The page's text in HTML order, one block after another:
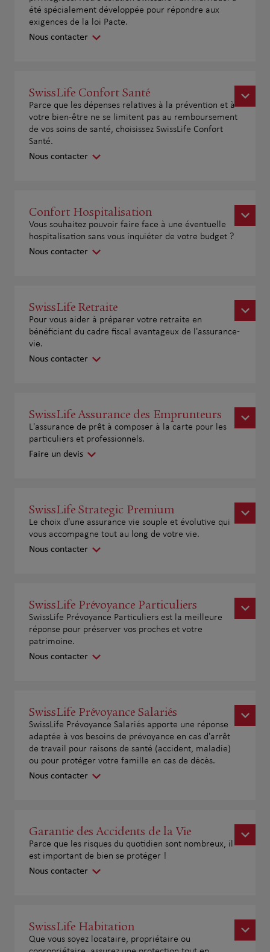
été spécialement développée pour répondre aux
exigences de la loi Pacte.
Nous contacter
SwissLife Confort Santé
Parce que les dépenses relatives à la prévention et à
votre bien-être ne se limitent pas au remboursement
de vos soins de santé, choisissez SwissLife Confort
Santé.
Nous contacter
Confort Hospitalisation
Vous souhaitez pouvoir faire face à une éventuelle
hospitalisation sans vous inquiéter de votre budget ?
Nous contacter
SwissLife Retraite
Pour vous aider à préparer votre retraite en
bénéficiant du cadre fiscal avantageux de l'assurance-
vie.
Nous contacter
SwissLife Assurance des Emprunteurs
L'assurance de prêt à composer à la carte pour les
particuliers et professionnels.
Faire un devis
SwissLife Strategic Premium
Le choix d'une assurance vie souple et évolutive qui
vous accompagne tout au long de votre vie.
Nous contacter
SwissLife Prévoyance Particuliers
SwissLife Prévoyance Particuliers est la meilleure
réponse pour préserver vos proches et votre
patrimoine.
Nous contacter
SwissLife Prévoyance Salariés
SwissLife Prévoyance Salariés apporte une réponse
adaptée à vos besoins de prévoyance en cas d'arrêt
de travail pour raisons de santé (accident, maladie)
ou pour protéger votre famille en cas de décès.
Nous contacter
Garantie des Accidents de la Vie
Parce que les risques du quotidien sont nombreux, il
est important de bien se protéger !
Nous contacter
SwissLife Habitation
Que vous soyez locataire, propriétaire ou